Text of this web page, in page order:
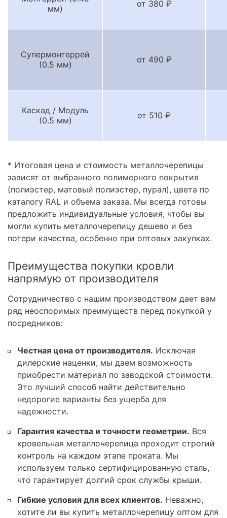
мм)
от 380 ₽
Супермонтеррей
(0.5 мм)
от 490 ₽
Каскад / Модуль
(0.5 мм)
от 510 ₽
* Итоговая цена и стоимость металлочерепицы
зависят от выбранного полимерного покрытия
(полиэстер, матовый полиэстер, пурал), цвета по
каталогу RAL и объема заказа. Мы всегда готовы
предложить индивидуальные условия, чтобы вы
могли купить металлочерепицу дешево и без
потери качества, особенно при оптовых закупках.
Преимущества покупки кровли
напрямую от производителя
Сотрудничество с нашим производством дает вам
ряд неоспоримых преимуществ перед покупкой у
посредников:
Честная цена от производителя. Исключая
дилерские наценки, мы даем возможность
приобрести материал по заводской стоимости.
Это лучший способ найти действительно
недорогие варианты без ущерба для
надежности.
Гарантия качества и точности геометрии. Вся
кровельная металлочерепица проходит строгий
контроль на каждом этапе проката. Мы
используем только сертифицированную сталь,
что гарантирует долгий срок службы крыши.
Гибкие условия для всех клиентов. Неважно,
хотите ли вы купить металлочерепицу оптом для